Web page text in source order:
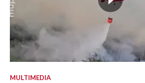
MULTIMEDIA